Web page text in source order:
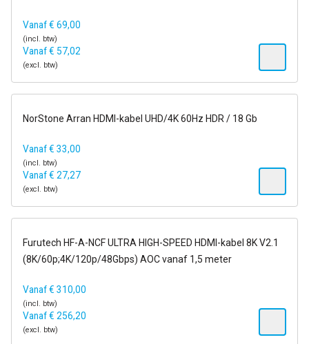
Vanaf€ 69,00
(incl. btw)
Vanaf€ 57,02
(excl. btw)
op voorraad
NorStone Arran HDMI-kabel UHD/4K 60Hz HDR / 18 Gb
Vanaf€ 33,00
(incl. btw)
Vanaf€ 27,27
(excl. btw)
op voorraad
Furutech HF-A-NCF ULTRA HIGH-SPEED HDMI-kabel 8K V2.1
(8K/60p;4K/120p/48Gbps) AOC vanaf 1,5 meter
Vanaf€ 310,00
(incl. btw)
Vanaf€ 256,20
(excl. btw)